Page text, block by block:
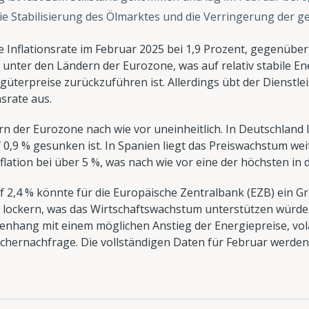
Stabilisierung des Ölmarktes und die Verringerung der
im Februar 2025 bei 1,9 Prozent,
den Ländern der Eurozone, was auf relativ stabile
zurückzuführen ist. Allerdings übt der
aus.
der Eurozone nach wie vor uneinheitlich. In Deutschland
% gesunken ist. In Spanien liegt das Preiswachstum
bei über 5 %, was nach wie vor eine der höchsten in
% könnte für die Europäische Zentralbank (EZB) ein
was das Wirtschaftswachstum unterstützen
mit einem möglichen Anstieg der Energiepreise,
Die vollständigen Daten für Februar